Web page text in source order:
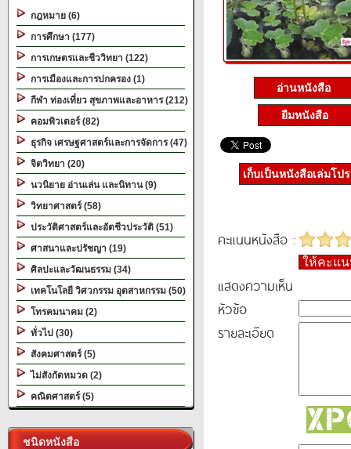
กฎหมาย (6)
การศึกษา (177)
การเกษตรและชีววิทยา (122)
การเมืองและการปกครอง (1)
กีฬา ท่องเที่ยว สุขภาพและอาหาร (212)
คอมพิวเตอร์ (82)
ธุรกิจ เศรษฐศาสตร์และการจัดการ (47)
จิตวิทยา (20)
นวนิยาย อ่านเล่น และนิทาน (9)
วิทยาศาสตร์ (58)
ประวัติศาสตร์และอัตชีวประวัติ (51)
ศาสนาและปรัชญา (19)
ศิลปะและวัฒนธรรม (34)
เทคโนโลยี วิศวกรรม อุตสาหกรรม (50)
โทรคมนาคม (2)
ทั่วไป (30)
สังคมศาสตร์ (5)
ไม่สังกัดหมวด (2)
คณิตศาสตร์ (5)
ชนิดหนังสือ
อ่านหนังสือ
ยืมหนังสือ
เก็บเป็นหนังสือเล่มโป
คะแนนหนังสือ :
ให้คะแ
แสดงความเห็น
หัวข้อ
รายละเอียด